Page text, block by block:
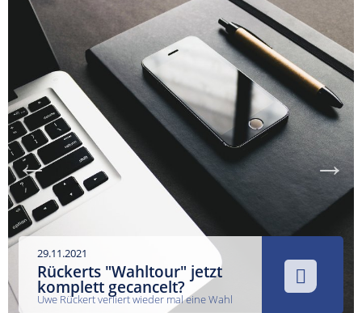
Nachrichten
Polizeinachrichten
Sendungen
Service
Sender
Werbung
29.11.2021
Rückerts "Wahltour" jetzt
komplett gecancelt?
Uwe Rückert verliert wieder mal eine Wahl